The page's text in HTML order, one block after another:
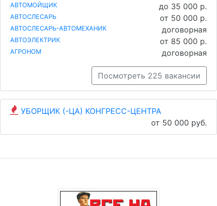
АВТОМОЙЩИК до 35 000 р.
АВТОСЛЕСАРЬ от 50 000 р.
АВТОСЛЕСАРЬ-АВТОМЕХАНИК договорная
АВТОЭЛЕКТРИК от 85 000 р.
АГРОНОМ договорная
Посмотреть 225 вакансии
УБОРЩИК (-ЦА) КОНГРЕСС-ЦЕНТРА
от 50 000 руб.